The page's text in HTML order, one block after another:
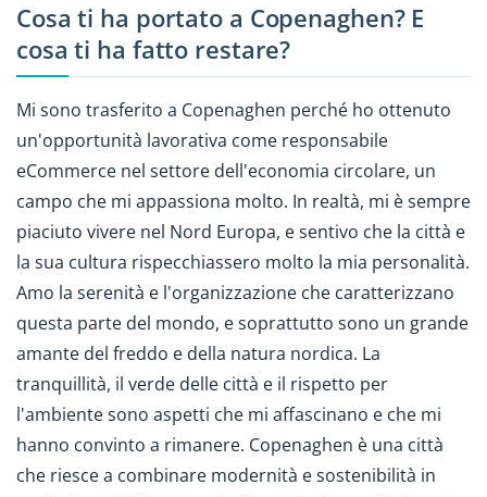
Cosa ti ha portato a Copenaghen? E
cosa ti ha fatto restare?
Mi sono trasferito a Copenaghen perché ho ottenuto
un'opportunità lavorativa come responsabile
eCommerce nel settore dell'economia circolare, un
campo che mi appassiona molto. In realtà, mi è sempre
piaciuto vivere nel Nord Europa, e sentivo che la città e
la sua cultura rispecchiassero molto la mia personalità.
Amo la serenità e l'organizzazione che caratterizzano
questa parte del mondo, e soprattutto sono un grande
amante del freddo e della natura nordica. La
tranquillità, il verde delle città e il rispetto per
l'ambiente sono aspetti che mi affascinano e che mi
hanno convinto a rimanere. Copenaghen è una città
che riesce a combinare modernità e sostenibilità in